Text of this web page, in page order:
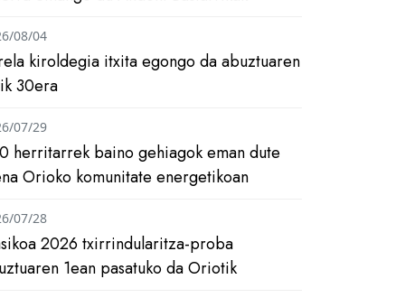
kiroldegia itxita egongo da abuztuaren
30era
08/04
herritarrek baino gehiagok eman dute
Orioko komunitate energetikoan
07/29
2026 txirrindularitza-proba
1ean pasatuko da Oriotik
07/28